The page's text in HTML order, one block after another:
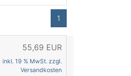
1
55,69 EUR
inkl. 19 % MwSt. zzgl.
Versandkosten